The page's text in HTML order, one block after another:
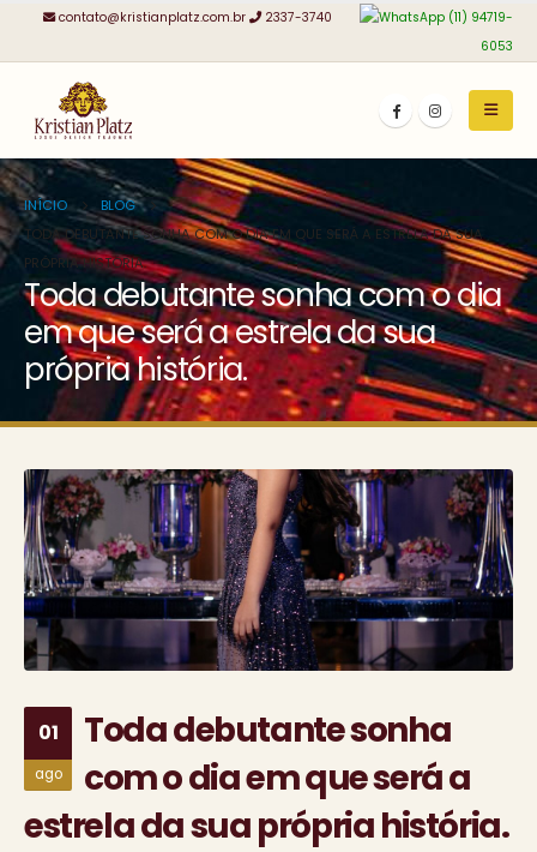
contato@kristianplatz.com.br 2337-3740
(11) 94719-
6053
INÍCIO
BLOG
TODA DEBUTANTE SONHA COM O DIA EM QUE SERÁ A ESTRELA DA SUA
PRÓPRIA HISTÓRIA.
Toda debutante sonha com o dia
em que será a estrela da sua
própria história.
01
ago
Toda debutante sonha
com o dia em que será a
estrela da sua própria história.